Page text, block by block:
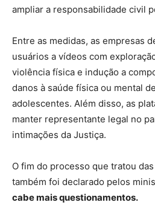
ampliar a responsabilidade civil
Entre as medidas, as empresas
usuários a vídeos com
violência física e indução a
danos à saúde física ou mental
adolescentes. Além disso, as
manter representante legal no
intimações da Justiça.
O fim do processo que tratou
também foi declarado pelos
cabe mais questionamentos.